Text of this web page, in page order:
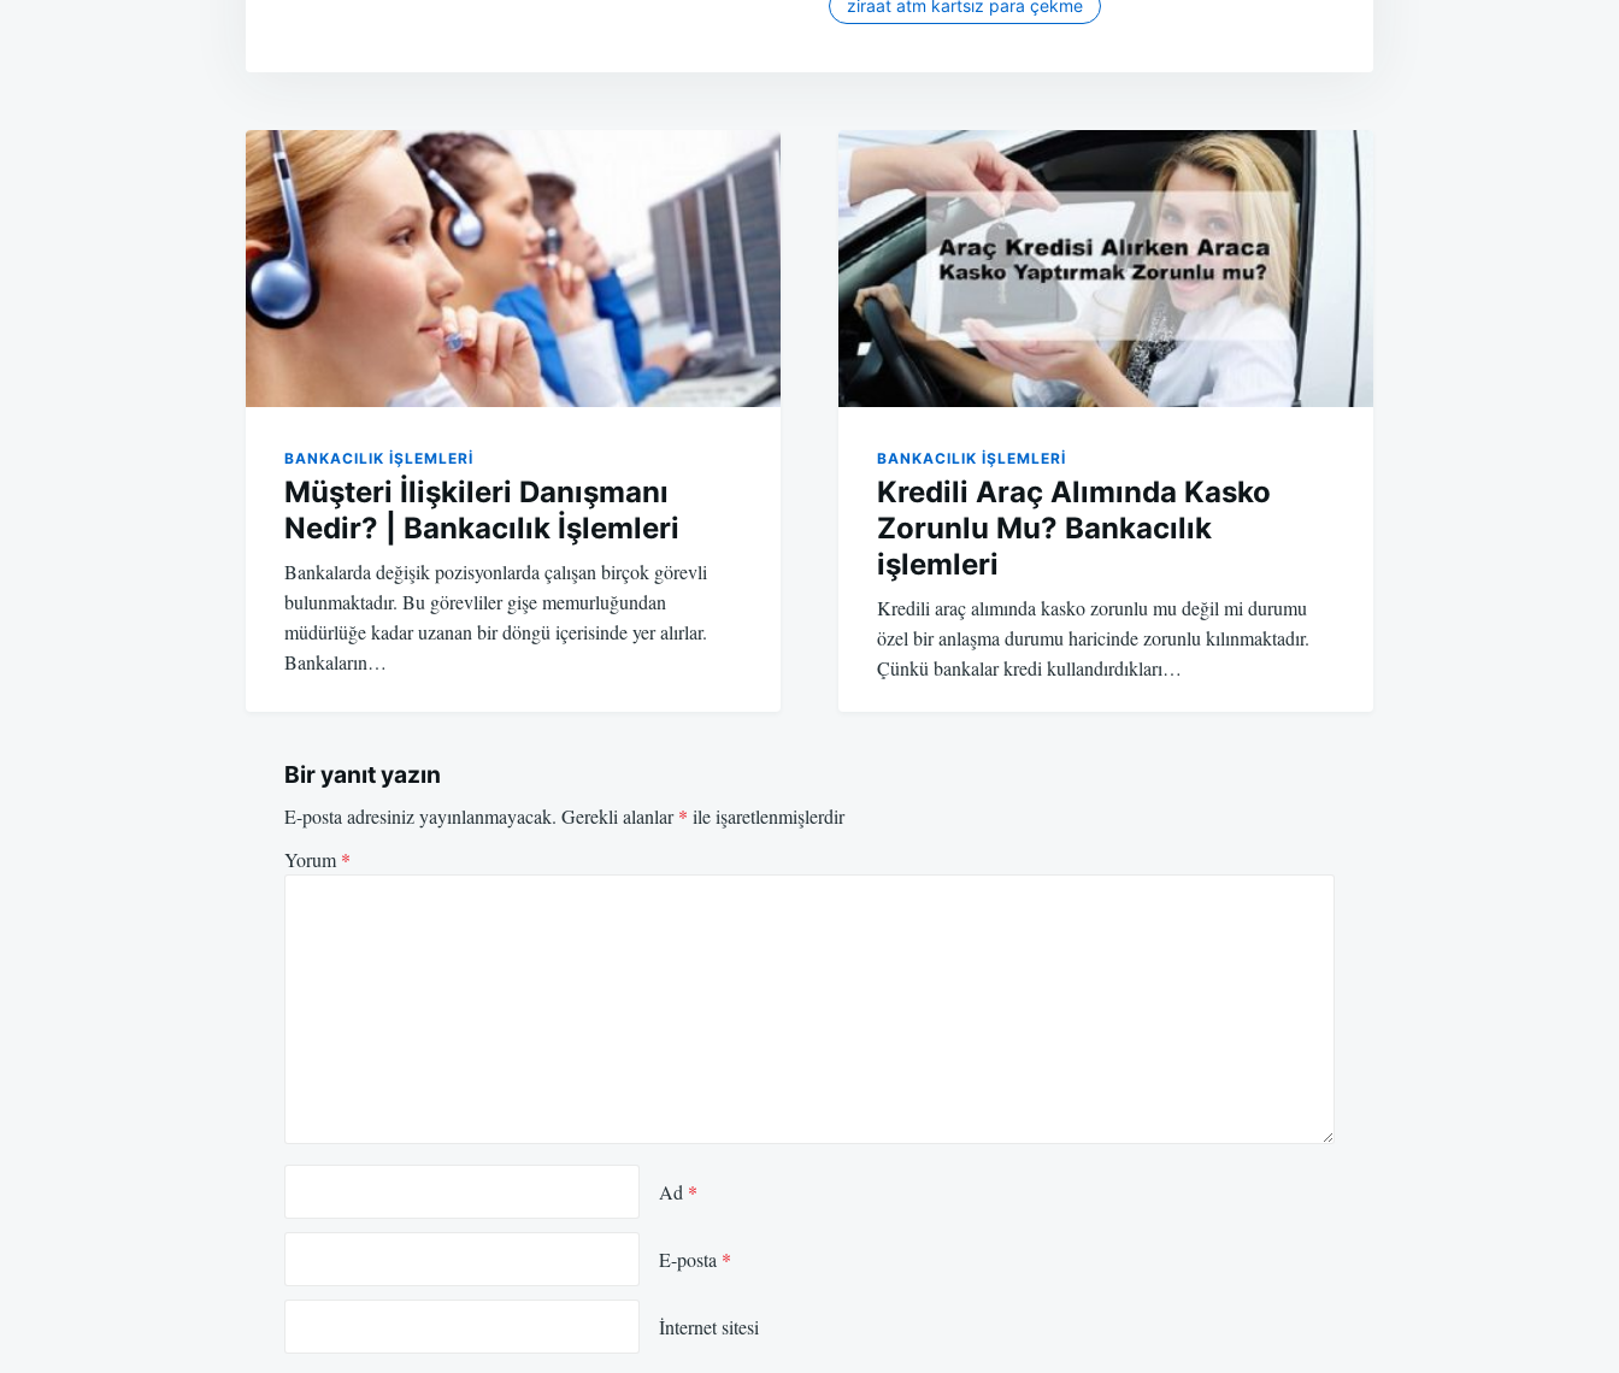
ziraat atm kartsız para çekme
gezinmesi
BANKACILIK IŞLEMLERI
Müşteri İlişkileri Danışmanı
Nedir? | Bankacılık İşlemleri
Bankalarda değişik pozisyonlarda çalışan birçok görevli
bulunmaktadır. Bu görevliler gişe memurluğundan
müdürlüğe kadar uzanan bir döngü içerisinde yer alırlar.
Bankaların…
BANKACILIK IŞLEMLERI
Kredili Araç Alımında Kasko
Zorunlu Mu? Bankacılık
işlemleri
Kredili araç alımında kasko zorunlu mu değil mi durumu
özel bir anlaşma durumu haricinde zorunlu kılınmaktadır.
Çünkü bankalar kredi kullandırdıkları…
Bir yanıt yazın
E-posta adresiniz yayınlanmayacak. Gerekli alanlar* ile işaretlenmişlerdir
Yorum *
Ad *
E-posta *
İnternet sitesi